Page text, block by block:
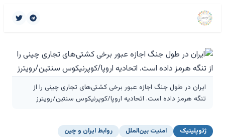
ایران در طول جنگ اجازه عبور برخی کشتی‌های تجاری چینی را از
تنگه هرمز داده است. اتحادیه اروپا/کوپرنیکوس سنتین/رویترز
ژئوپلیتیک امنیت بین‌الملل روابط ایران و چین